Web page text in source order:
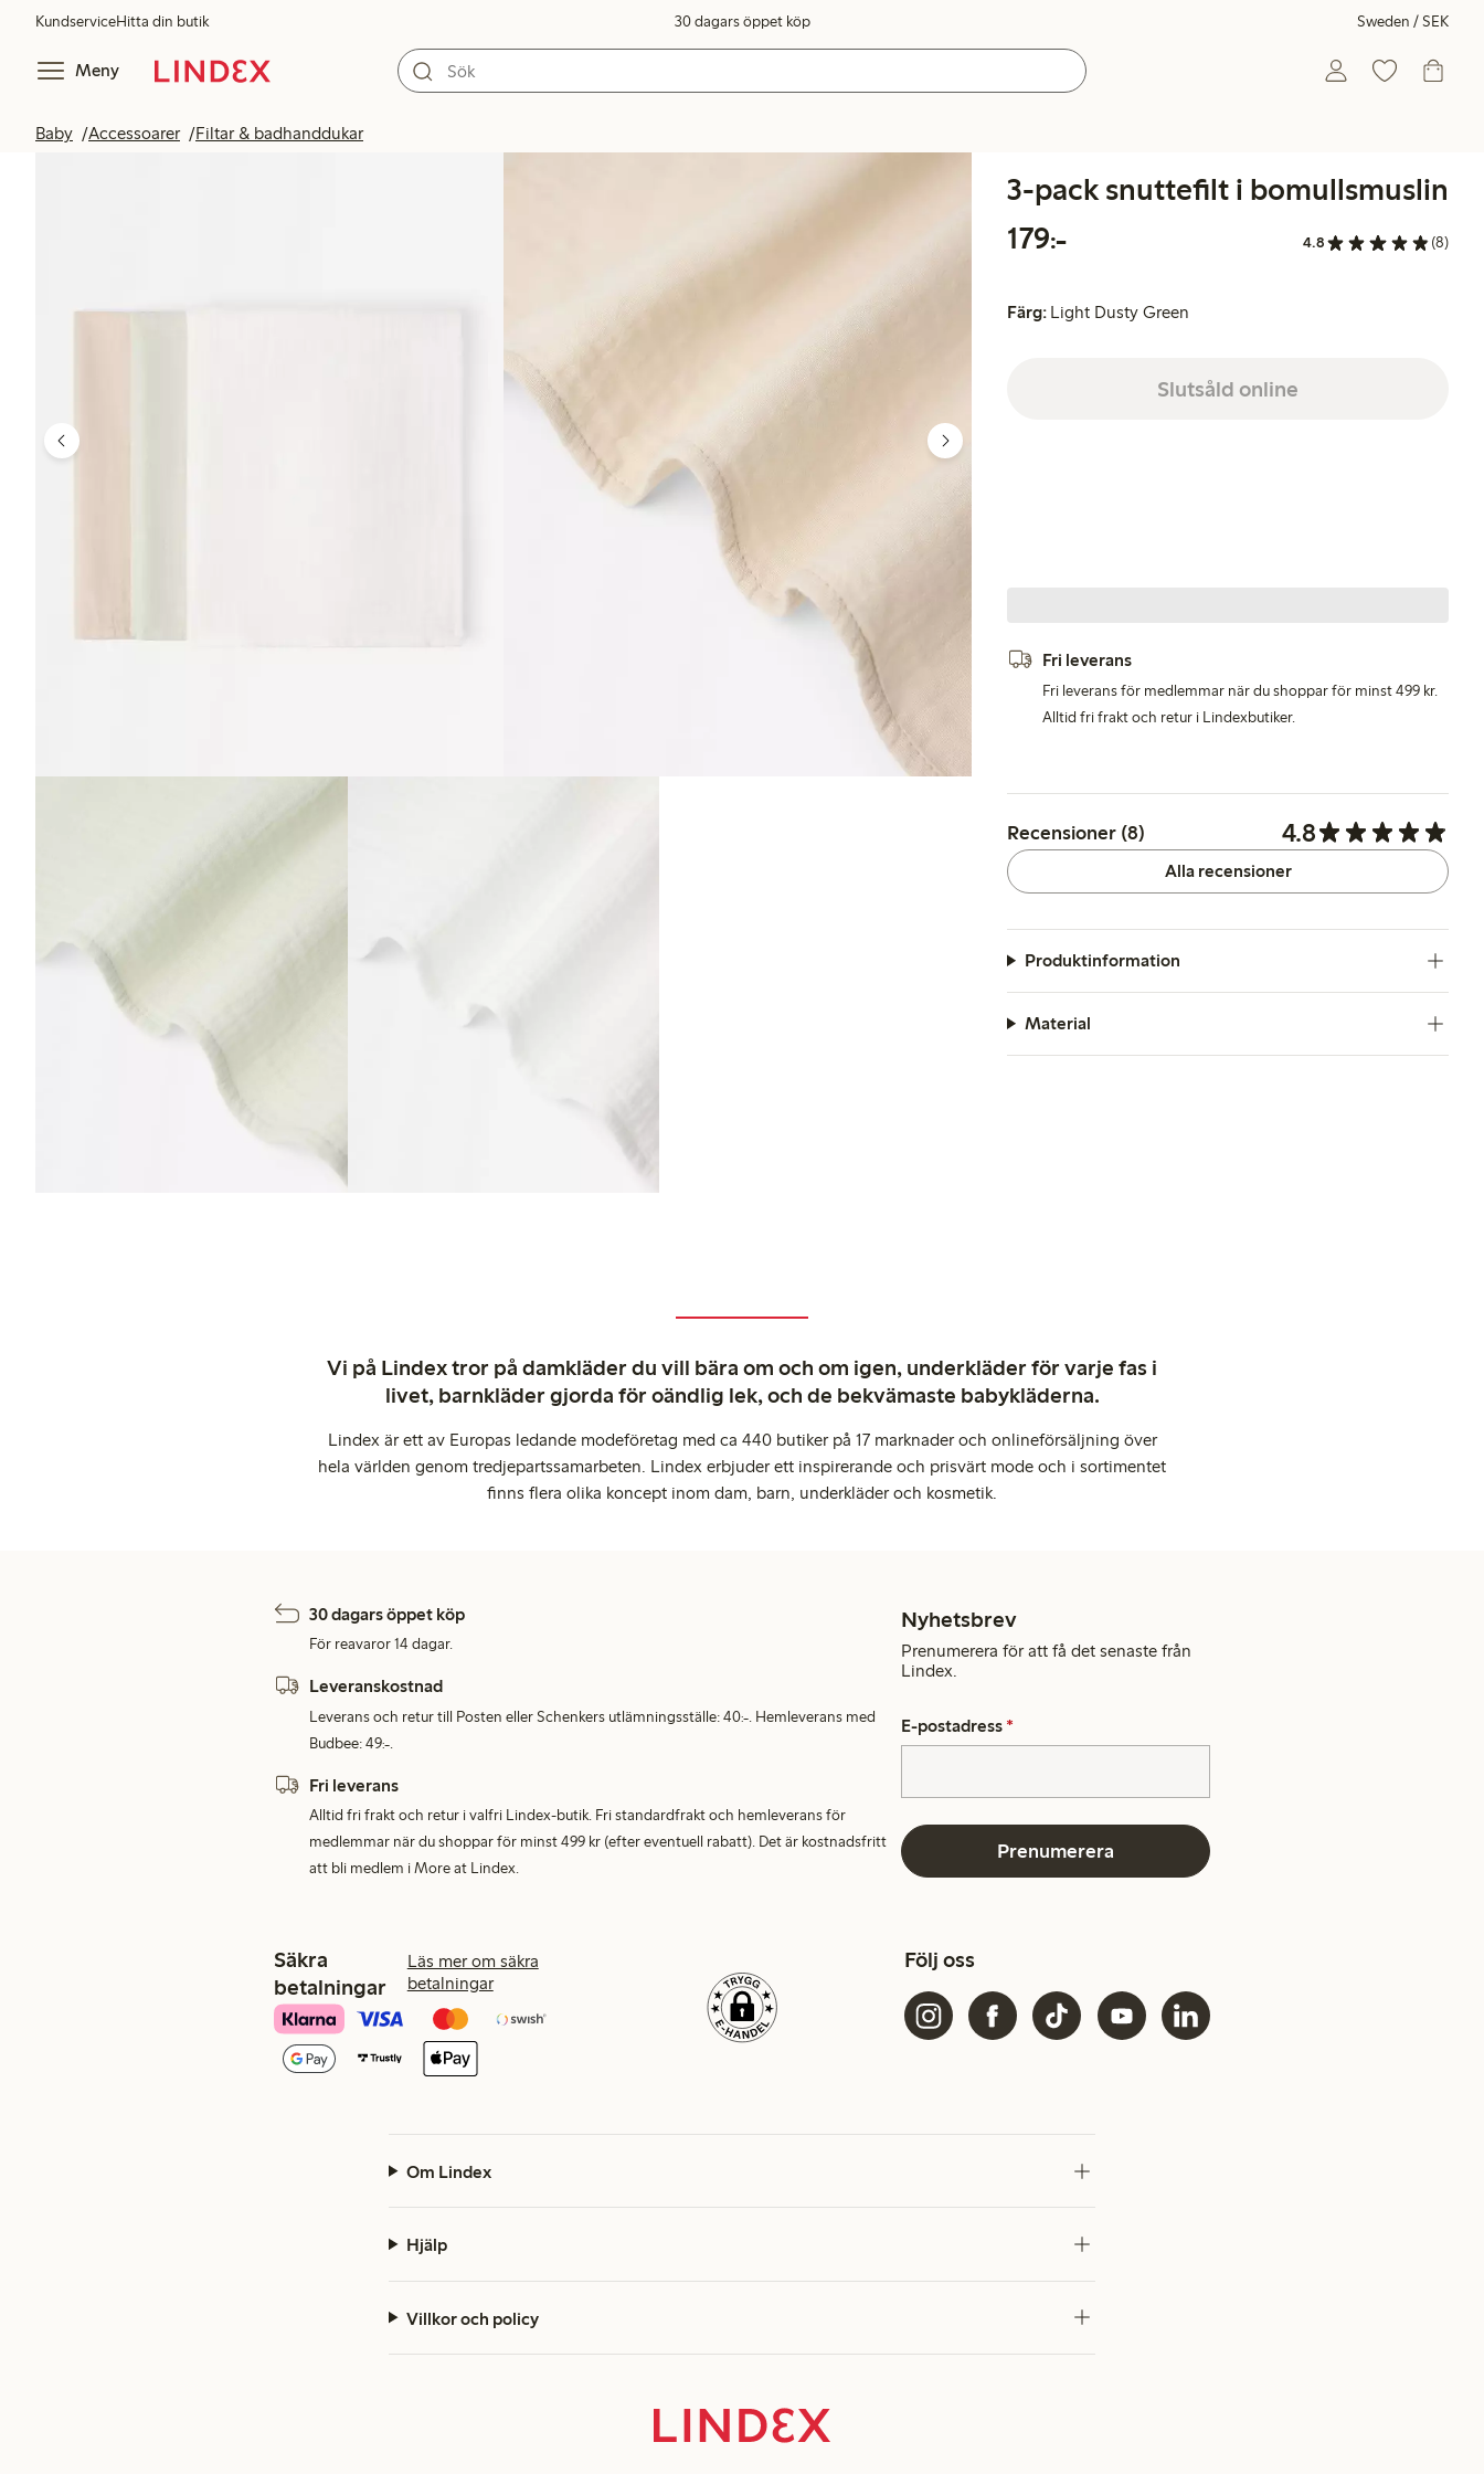
KundserviceHitta din butik 30 dagars öppet köp Sweden / SEK
Meny
Baby Accessoarer Filtar & badhanddukar
3-pack snuttefilt i bomullsmuslin
179:-
4.8 (8)
Färg: Light Dusty Green
Slutsåld online
Fri leverans
Fri leverans för medlemmar när du shoppar för minst 499 kr.
Alltid fri frakt och retur i Lindexbutiker.
Recensioner (8) 4.8
Alla recensioner
Produktinformation
Material
Vi på Lindex tror på damkläder du vill bära om och om igen, underkläder för varje fas i
livet, barnkläder gjorda för oändlig lek, och de bekvämaste babykläderna.
Lindex är ett av Europas ledande modeföretag med ca 440 butiker på 17 marknader och onlineförsäljning över
hela världen genom tredjepartssamarbeten. Lindex erbjuder ett inspirerande och prisvärt mode och i sortimentet
finns flera olika koncept inom dam, barn, underkläder och kosmetik.
30 dagars öppet köp
För reavaror 14 dagar.
Leveranskostnad
Leverans och retur till Posten eller Schenkers utlämningsställe: 40:-. Hemleverans med
Budbee: 49:-.
Fri leverans
Alltid fri frakt och retur i valfri Lindex-butik. Fri standardfrakt och hemleverans för
medlemmar när du shoppar för minst 499 kr (efter eventuell rabatt). Det är kostnadsfritt
att bli medlem i More at Lindex.
Nyhetsbrev
Prenumerera för att få det senaste från
Lindex.
E-postadress *
Prenumerera
Säkra
betalningar
Läs mer om säkra
betalningar
Följ oss
Om Lindex
Hjälp
Villkor och policy